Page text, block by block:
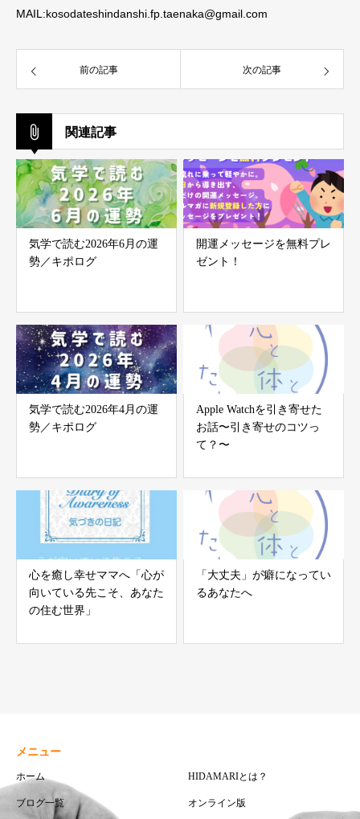
MAIL:kosodateshindanshi.fp.taenaka@gmail.com
前の記事 次の記事
関連記事
気学で読む2026年6月の運
勢／キポログ
開運メッセージを無料プレ
ゼント！
気学で読む2026年4月の運
勢／キポログ
Apple Watchを引き寄せた
お話〜引き寄せのコツっ
て？〜
心を癒し幸せママへ「心が
向いている先こそ、あなた
の住む世界」
「大丈夫」が癖になってい
るあなたへ
メニュー
ホーム HIDAMARIとは？
ブログ一覧 オンライン版